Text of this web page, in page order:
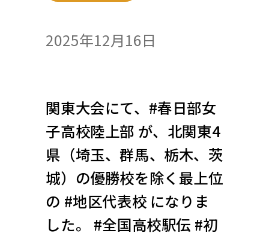
2025年12月16日
関東大会にて、#春日部女
子高校陸上部 が、北関東4
県（埼玉、群馬、栃木、茨
城）の優勝校を除く最上位
の #地区代表校 になりま
した。 #全国高校駅伝 #初